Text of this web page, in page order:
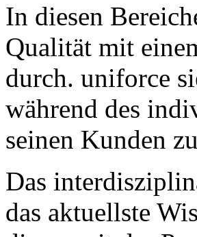
In diesen
Qualität mit
durch. uniforce
während des
seinen Kunden
Das
das aktuellste